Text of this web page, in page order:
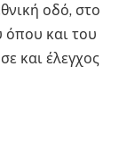
οδό, στο
και του
και έλεγχος